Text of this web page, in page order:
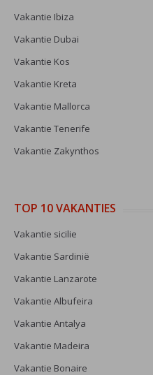
Vakantie Ibiza
Vakantie Dubai
Vakantie Kos
Vakantie Kreta
Vakantie Mallorca
Vakantie Tenerife
Vakantie Zakynthos
TOP 10 VAKANTIES
Vakantie sicilie
Vakantie Sardinië
Vakantie Lanzarote
Vakantie Albufeira
Vakantie Antalya
Vakantie Madeira
Vakantie Bonaire